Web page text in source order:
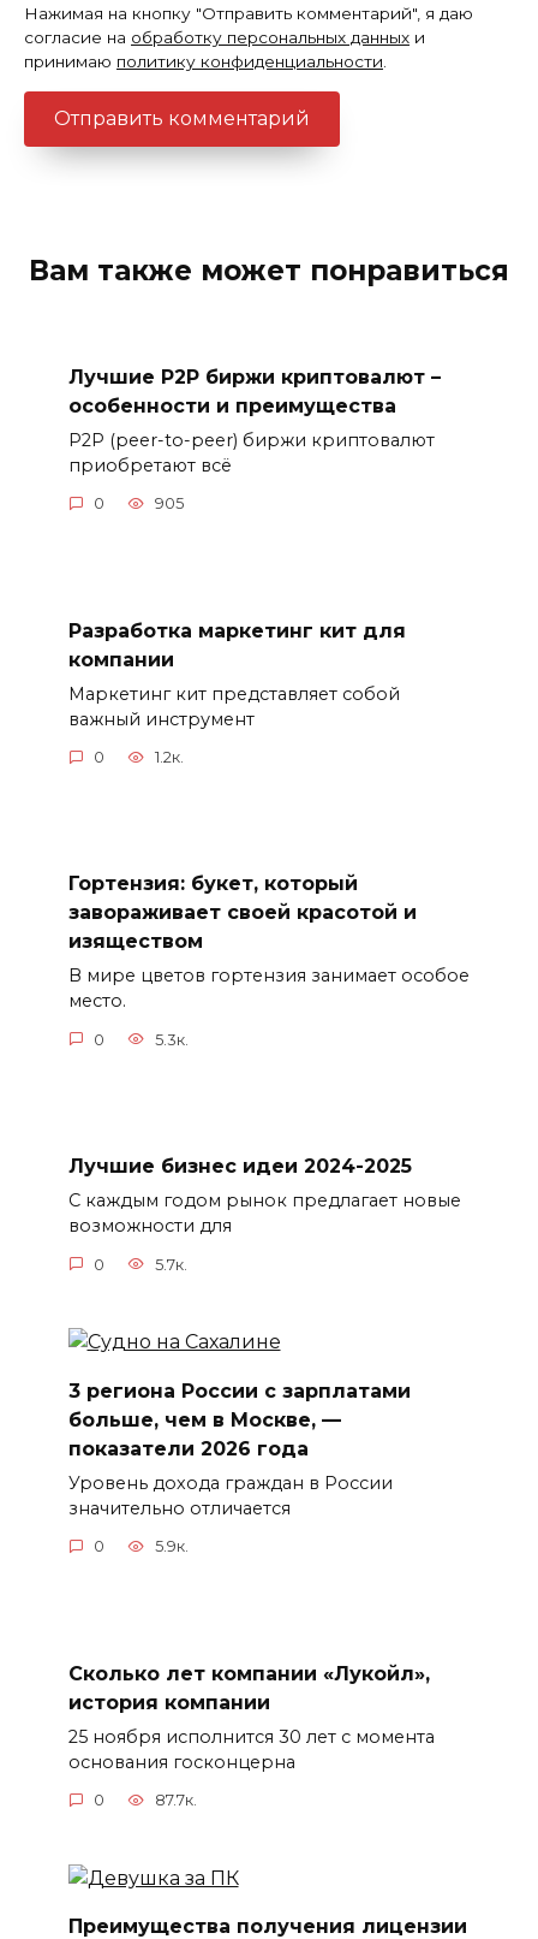
Нажимая на кнопку "Отправить комментарий", я даю
согласие на обработку персональных данных и
принимаю политику конфиденциальности.
Вам также может понравиться
Лучшие P2P биржи криптовалют –
особенности и преимущества
P2P (peer-to-peer) биржи криптовалют
приобретают всё
0 905
Разработка маркетинг кит для
компании
Маркетинг кит представляет собой
важный инструмент
0 1.2к.
Гортензия: букет, который
завораживает своей красотой и
изяществом
В мире цветов гортензия занимает особое
место.
0 5.3к.
Лучшие бизнес идеи 2024-2025
С каждым годом рынок предлагает новые
возможности для
0 5.7к.
3 региона России с зарплатами
больше, чем в Москве, —
показатели 2026 года
Уровень дохода граждан в России
значительно отличается
0 5.9к.
Сколько лет компании «Лукойл»,
история компании
25 ноября исполнится 30 лет с момента
основания госконцерна
0 87.7к.
Преимущества получения лицензии